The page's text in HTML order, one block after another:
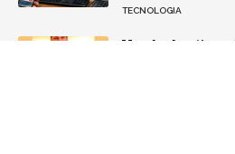
TECNOLOGIA
Venda de ativos: